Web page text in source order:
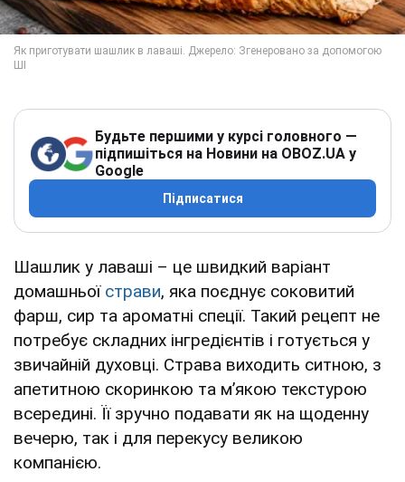
Будьте першими у курсі головного —
підпишіться на Новини на OBOZ.UA у
Google
Підписатися
Шашлик у лаваші – це швидкий варіант
домашньої страви, яка поєднує соковитий
фарш, сир та ароматні спеції. Такий рецепт не
потребує складних інгредієнтів і готується у
звичайній духовці. Страва виходить ситною, з
апетитною скоринкою та м’якою текстурою
всередині. Її зручно подавати як на щоденну
вечерю, так і для перекусу великою
компанією.